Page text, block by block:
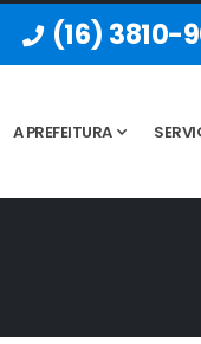
(16) 3810-
A PREFEITURA